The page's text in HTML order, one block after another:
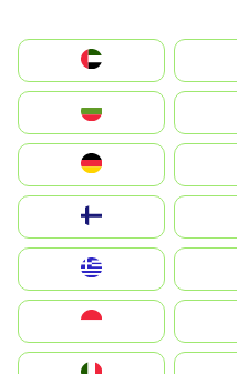
الإمارات العربية المتحدة
Switzerland
Deutschland
United Kingdom
Magyarország